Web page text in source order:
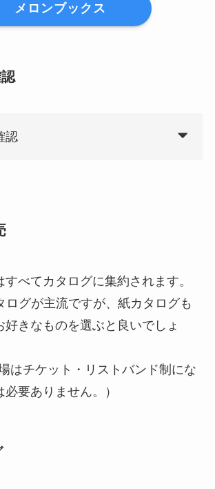
メロンブックス
認
べてカタログに集約されます。
ログが主流ですが、紙カタログも
好きなものを選ぶと良いでしょ
はチケット・リストバンド制にな
要ありません。）